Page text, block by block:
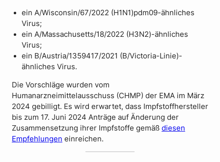
ein A/Wisconsin/67/2022 (H1N1)pdm09-ähnliches
Virus;
ein A/Massachusetts/18/2022 (H3N2)-ähnliches
Virus;
ein B/Austria/1359417/2021 (B/Victoria-Linie)-
ähnliches Virus.
Die Vorschläge wurden vom
Humanarzneimittelausschuss (CHMP) der EMA im März
2024 gebilligt. Es wird erwartet, dass Impfstoffhersteller
bis zum 17. Juni 2024 Anträge auf Änderung der
Zusammensetzung ihrer Impfstoffe gemäß diesen
Empfehlungen einreichen.